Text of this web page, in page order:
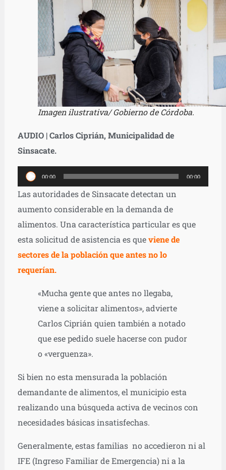
Imagen ilustrativa/ Gobierno de Córdoba.
AUDIO | Carlos Ciprián, Municipalidad de
Sinsacate.
Reproductor
de
00:00 00:00
Las autoridades de Sinsacate detectan un
aumento considerable en la demanda de
alimentos. Una característica particular es que
esta solicitud de asistencia es queviene de
sectores de la población que antes no lo
requerían.
«Mucha gente que antes no llegaba,
viene a solicitar alimentos», advierte
Carlos Ciprián quien también a notado
que ese pedido suele hacerse con pudor
o «verguenza».
Si bien no esta mensurada la población
demandante de alimentos, el municipio esta
realizando una búsqueda activa de vecinos con
necesidades básicas insatisfechas.
Generalmente, estas familias no accedieron ni al
IFE (Ingreso Familiar de Emergencia) ni a la